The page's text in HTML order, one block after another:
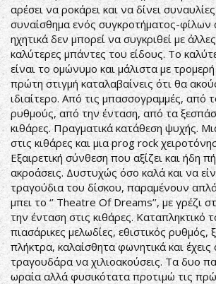
αρέσει να ροκάρει και να δίνει
συναίσθημα ενός συγκροτήματος-φίλων
ηχητικά δεν μπορεί να συγκριθεί με
καλύτερες μπάντες του είδους. Το
είναι το ομώνυμο και μάλιστα με
πρώτη στιγμή καταλαβαίνεις ότι θα
ιδιαίτερο. Από τις μπασσογραμμές, από
ρυθμούς, από την ένταση, από τα
κιθάρες. Πραγματικά κατάθεση ψυχής.
στις κιθάρες και μια prog rock
Εξαιρετική σύνθεση που αξίζει και ήδη
ακροάσεις. Δυστυχώς όσο καλά και να
τραγούδια του δίσκου, παραμένουν
μπει το ‘’ Theatre Of Dreams’’, με γρέζι
την ένταση στις κιθάρες. Καταπληκτικό
πιασάρικες μελωδίες, εθιστικός ρυθμός,
πλήκτρα, καλαίσθητα φωνητικά και έχεις
τραγουδάρα να χιλιοακούσεις. Τα δυο
ωραία αλλά φυσικότατα προτιμώ τις